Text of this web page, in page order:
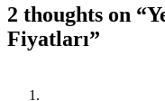
2 thoughts on “
Fiyatları”